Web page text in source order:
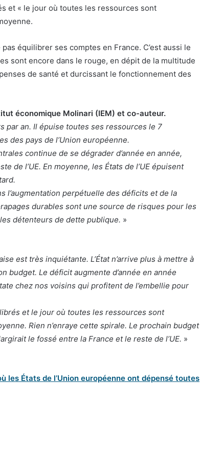
et « le jour où toutes les ressources sont
équilibrer ses comptes en France. C’est aussi le
sont encore dans le rouge, en dépit de la multitude
de santé et durcissant le fonctionnement des
économique Molinari (IEM) et co-auteur.
par an. Il épuise toutes ses ressources le 7
des pays de l’Union européenne.
continue de se dégrader d’année en année,
de l’UE. En moyenne, les États de l’UE épuisent
l’augmentation perpétuelle des déficits et de la
durables sont une source de risques pour les
détenteurs de dette publique. »
est très inquiétante. L’État n’arrive plus à mettre à
Le déficit augmente d’année en année
chez nos voisins qui profitent de l’embellie pour
et le jour où toutes les ressources sont
Rien n’enraye cette spirale. Le prochain budget
le fossé entre la France et le reste de l’UE. »
les États de l’Union européenne ont dépensé toutes